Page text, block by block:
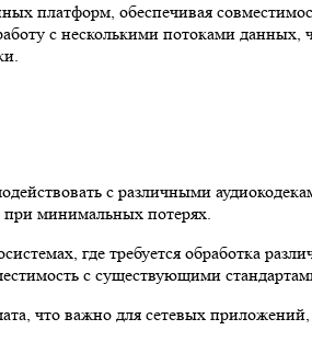
платформ, обеспечивая
с несколькими потоками
с различными
при минимальных потерях.
где требуется обработка
с существующими
что важно для сетевых